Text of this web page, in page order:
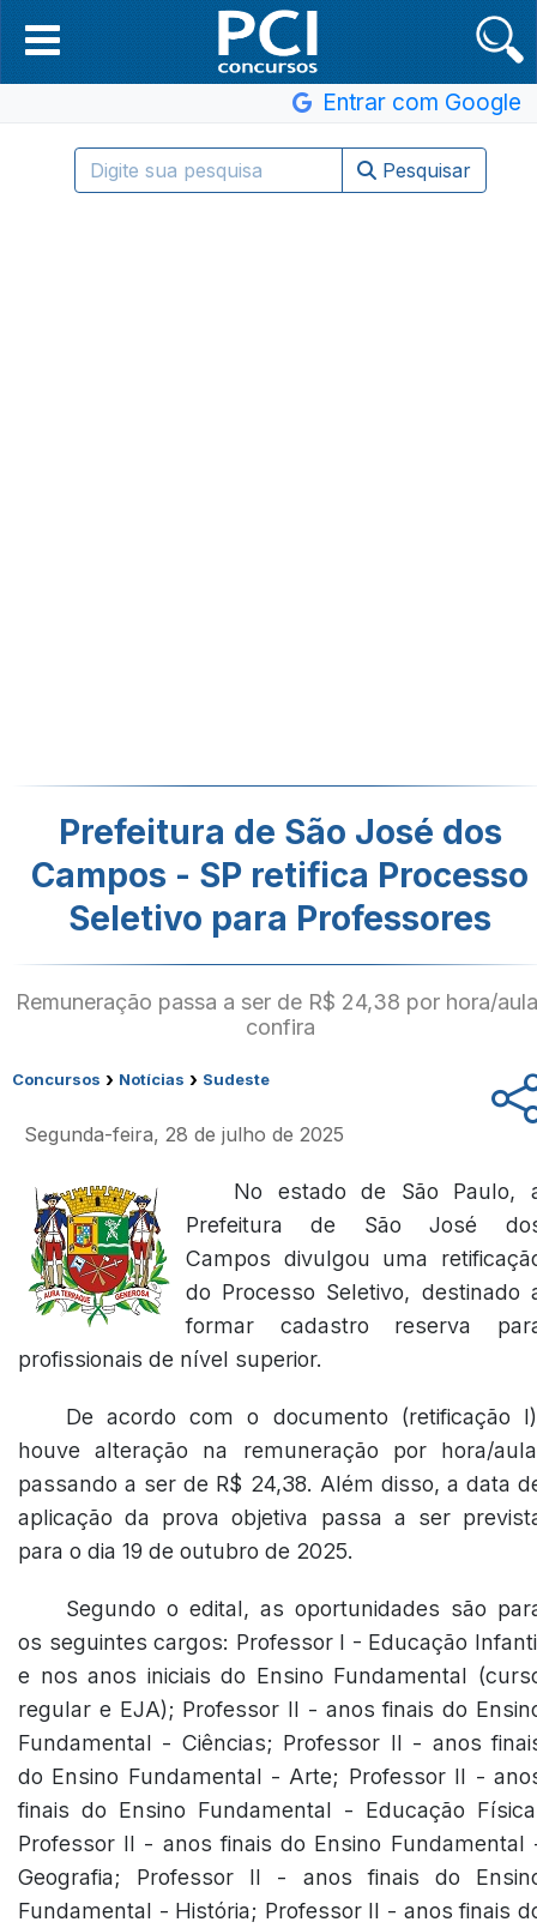
Entrar com Google
Pesquisar
Prefeitura de São José dos
Campos - SP retifica Processo
Seletivo para Professores
Remuneração passa a ser de R$ 24,38 por hora/
confira
Concursos › Notícias › Sudeste
Segunda-feira, 28 de julho de 2025
No estado de São Paulo,
Prefeitura de São José
Campos divulgou uma
do Processo Seletivo, destinado
formar cadastro reserva
profissionais de nível superior.
De acordo com o documento (retificação I
houve alteração na remuneração por hora/
passando a ser de R$ 24,38. Além disso, a data
aplicação da prova objetiva passa a ser
para o dia 19 de outubro de 2025.
Segundo o edital, as oportunidades são
os seguintes cargos: Professor I - Educação
e nos anos iniciais do Ensino Fundamental
regular e EJA); Professor II - anos finais do
Fundamental - Ciências; Professor II - anos
do Ensino Fundamental - Arte; Professor II -
finais do Ensino Fundamental - Educação
Professor II - anos finais do Ensino Fundamental
Geografia; Professor II - anos finais do
Fundamental - História; Professor II - anos finais